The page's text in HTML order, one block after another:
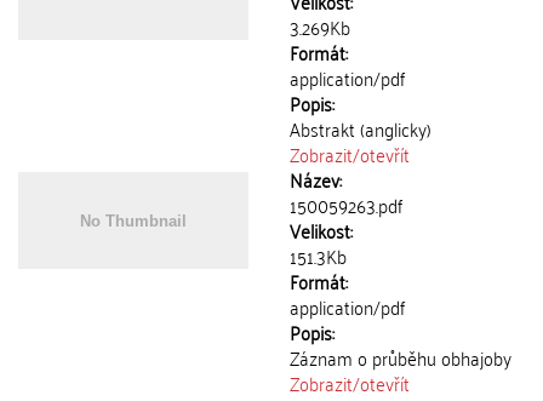
3.269Kb
Formát:
application/pdf
Popis:
Abstrakt (anglicky)
Zobrazit/otevřít
Název:
150059263.pdf
Velikost:
151.3Kb
Formát:
application/pdf
Popis:
Záznam o průběhu obhajoby
Zobrazit/otevřít